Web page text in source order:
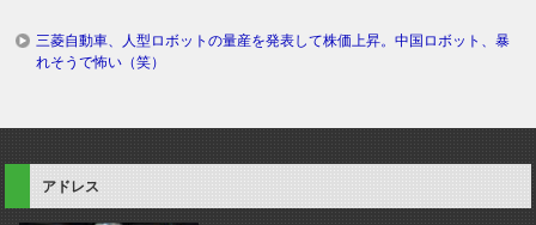
三菱自動車、人型ロボットの量産を発表して株価上昇。中国ロボット、暴
れそうで怖い（笑）
アドレス